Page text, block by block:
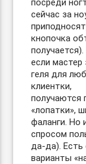
посреди
сейчас за
кнопочка
если мастер
геля для
клиентки,
получаются
«лопатки»,
фаланги. Но
спросом
да-да).
варианты